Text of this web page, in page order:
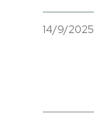
14/9/2025